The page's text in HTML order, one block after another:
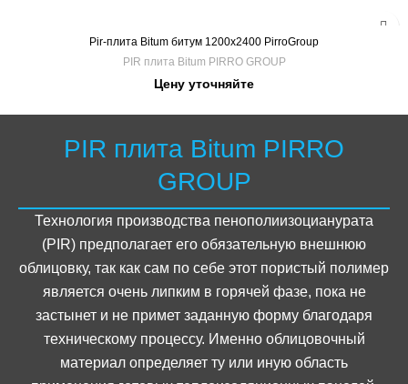
Pir-плита Bitum битум 1200х2400 PirroGroup
PIR плита Bitum PIRRO GROUP
Цену уточняйте
PIR плита Bitum PIRRO
GROUP
Технология производства пенополиизоцианурата
(PIR) предполагает его обязательную внешнюю
облицовку, так как сам по себе этот пористый полимер
является очень липким в горячей фазе, пока не
застынет и не примет заданную форму благодаря
техническому процессу. Именно облицовочный
материал определяет ту или иную область